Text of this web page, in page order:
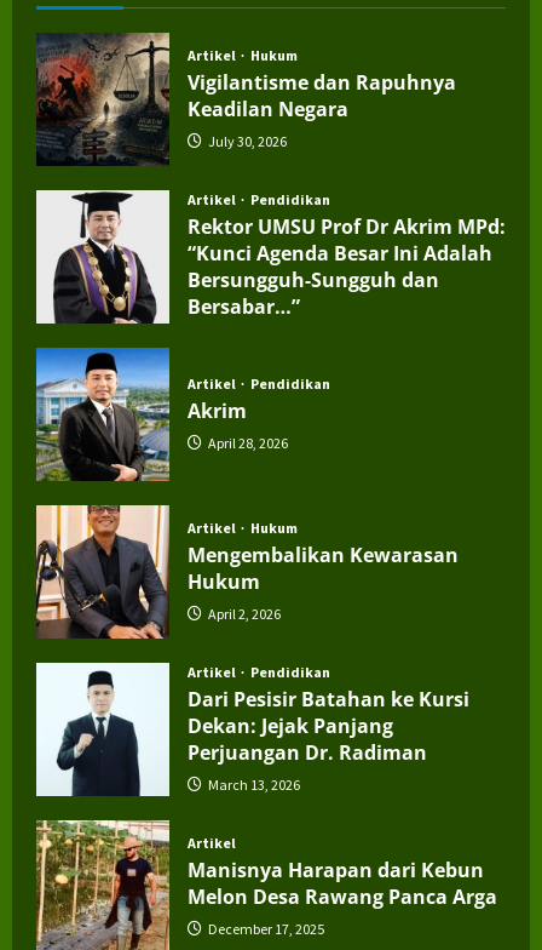
Artikel Hukum
Vigilantisme dan Rapuhnya
Keadilan Negara
July 30, 2026
Artikel Pendidikan
Rektor UMSU Prof Dr Akrim MPd:
“Kunci Agenda Besar Ini Adalah
Bersungguh-Sungguh dan
Bersabar…”
Artikel Pendidikan
Akrim
April 28, 2026
Artikel Hukum
Mengembalikan Kewarasan
Hukum
April 2, 2026
Artikel Pendidikan
Dari Pesisir Batahan ke Kursi
Dekan: Jejak Panjang
Perjuangan Dr. Radiman
March 13, 2026
Artikel
Manisnya Harapan dari Kebun
Melon Desa Rawang Panca Arga
December 17, 2025